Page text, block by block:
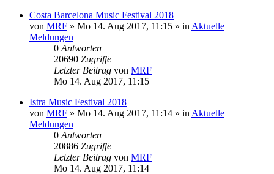
Costa Barcelona Music Festival 2018
von MRF » Mo 14. Aug 2017, 11:15 » in Aktuelle
Meldungen
0 Antworten
20690 Zugriffe
Letzter Beitrag von MRF
Mo 14. Aug 2017, 11:15
Istra Music Festival 2018
von MRF » Mo 14. Aug 2017, 11:14 » in Aktuelle
Meldungen
0 Antworten
20886 Zugriffe
Letzter Beitrag von MRF
Mo 14. Aug 2017, 11:14